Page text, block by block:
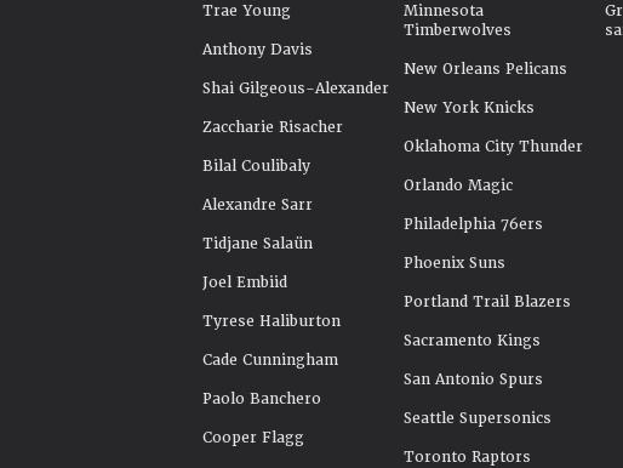
Trae Young
Anthony Davis
Shai Gilgeous-Alexander
Zaccharie Risacher
Bilal Coulibaly
Alexandre Sarr
Tidjane Salaün
Joel Embiid
Tyrese Haliburton
Cade Cunningham
Paolo Banchero
Cooper Flagg
Minnesota
Timberwolves
New Orleans Pelicans
New York Knicks
Oklahoma City Thunder
Orlando Magic
Philadelphia 76ers
Phoenix Suns
Portland Trail Blazers
Sacramento Kings
San Antonio Spurs
Seattle Supersonics
Toronto Raptors